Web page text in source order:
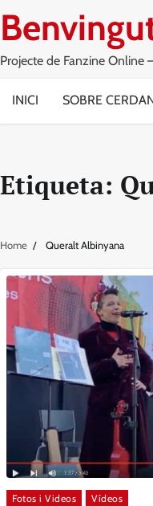
to
Projecte de Fanzine Online
INICI SOBRE
Etiqueta:
Home Queralt Albinyana
Fotos i Videos Vídeos